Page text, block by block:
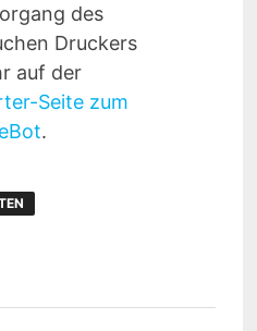
des
Druckers
auf der
Seite zum
.